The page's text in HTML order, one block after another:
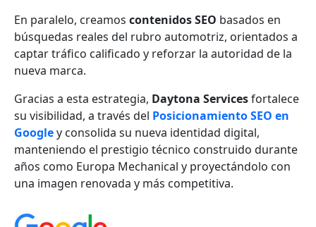
En paralelo, creamos contenidos SEO basados en
búsquedas reales del rubro automotriz, orientados a
captar tráfico calificado y reforzar la autoridad de la
nueva marca.
Gracias a esta estrategia, Daytona Servicesfortalece
su visibilidad, a través del Posicionamiento SEO en
Googley consolida su nueva identidad digital,
manteniendo el prestigio técnico construido durante
años como Europa Mechanical y proyectándolo con
una imagen renovada y más competitiva.